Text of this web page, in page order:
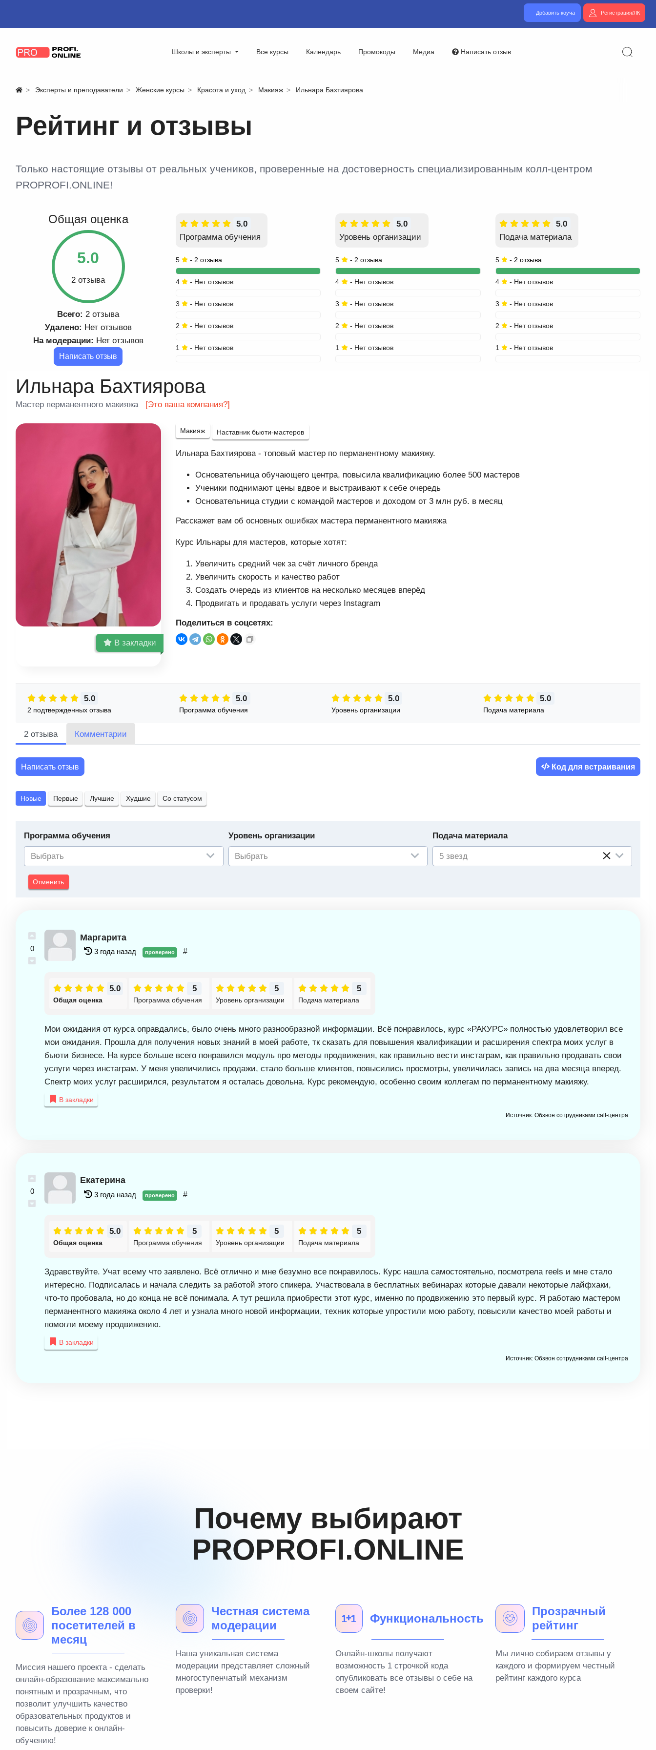
Добавить коуча Регистрация/ЛК
Школы и эксперты Все курсы Календарь Промокоды Медиа Написать отзыв
Эксперты и преподаватели Женские курсы Красота и уход Макияж Ильнара Бахтиярова
Рейтинг и отзывы
Только настоящие отзывы от реальных учеников, проверенные на достоверность специализированным колл-центром
PROPROFI.ONLINE!
Общая оценка
5.0
2 отзыва
Всего: 2 отзыва
Удалено: Нет отзывов
На модерации: Нет отзывов
Написать отзыв
5.0
Программа обучения
5 - 2 отзыва
4 - Нет отзывов
3 - Нет отзывов
2 - Нет отзывов
1 - Нет отзывов
5.0
Уровень организации
5 - 2 отзыва
4 - Нет отзывов
3 - Нет отзывов
2 - Нет отзывов
1 - Нет отзывов
5.0
Подача материала
5 - 2 отзыва
4 - Нет отзывов
3 - Нет отзывов
2 - Нет отзывов
1 - Нет отзывов
Ильнара Бахтиярова
Мастер перманентного макияжа [Это ваша компания?]
В закладки
Макияж Наставник бьюти-мастеров
Ильнара Бахтиярова - топовый мастер по перманентному макияжу.
Основательница обучающего центра, повысила квалификацию более 500 мастеров
Ученики поднимают цены вдвое и выстраивают к себе очередь
Основательница студии с командой мастеров и доходом от 3 млн руб. в месяц
Расскажет вам об основных ошибках мастера перманентного макияжа
Курс Ильнары для мастеров, которые хотят:
Увеличить средний чек за счёт личного бренда
Увеличить скорость и качество работ
Создать очередь из клиентов на несколько месяцев вперёд
Продвигать и продавать услуги через Instagram
Поделиться в соцсетях:
5.0
2 подтвержденных отзыва
5.0
Программа обучения
5.0
Уровень организации
5.0
Подача материала
2 отзыва Комментарии
Написать отзыв Код для встраивания
Новые Первые Лучшие Худшие Со статусом
Программа обучения
Выбрать
Уровень организации
Выбрать
Подача материала
5 звезд
Отменить
0
Маргарита
3 года назад проверено #
5.0
Общая оценка
5
Программа обучения
5
Уровень организации
5
Подача материала
Мои ожидания от курса оправдались, было очень много разнообразной информации. Всё понравилось, курс «РАКУРС» полностью удовлетворил все
мои ожидания. Прошла для получения новых знаний в моей работе, тк сказать для повышения квалификации и расширения спектра моих услуг в
бьюти бизнесе. На курсе больше всего понравился модуль про методы продвижения, как правильно вести инстаграм, как правильно продавать свои
услуги через инстаграм. У меня увеличились продажи, стало больше клиентов, повысились просмотры, увеличилась запись на два месяца вперед.
Спектр моих услуг расширился, результатом я осталась довольна. Курс рекомендую, особенно своим коллегам по перманентному макияжу.
В закладки
Источник: Обзвон сотрудниками call-центра
0
Екатерина
3 года назад проверено #
5.0
Общая оценка
5
Программа обучения
5
Уровень организации
5
Подача материала
Здравствуйте. Учат всему что заявлено. Всё отлично и мне безумно все понравилось. Курс нашла самостоятельно, посмотрела reels и мне стало
интересно. Подписалась и начала следить за работой этого спикера. Участвовала в бесплатных вебинарах которые давали некоторые лайфхаки,
что-то пробовала, но до конца не всё понимала. А тут решила приобрести этот курс, именно по продвижению это первый курс. Я работаю мастером
перманентного макияжа около 4 лет и узнала много новой информации, техник которые упростили мою работу, повысили качество моей работы и
помогли моему продвижению.
В закладки
Источник: Обзвон сотрудниками call-центра
Почему выбирают
PROPROFI.ONLINE
Более 128 000
посетителей в
месяц
Миссия нашего проекта - сделать
онлайн-образование максимально
понятным и прозрачным, что
позволит улучшить качество
образовательных продуктов и
повысить доверие к онлайн-
обучению!
Честная система
модерации
Наша уникальная система
модерации представляет сложный
многоступенчатый механизм
проверки!
Функциональность
Онлайн-школы получают
возможность 1 строчкой кода
опубликовать все отзывы о себе на
своем сайте!
Прозрачный
рейтинг
Мы лично собираем отзывы у
каждого и формируем честный
рейтинг каждого курса